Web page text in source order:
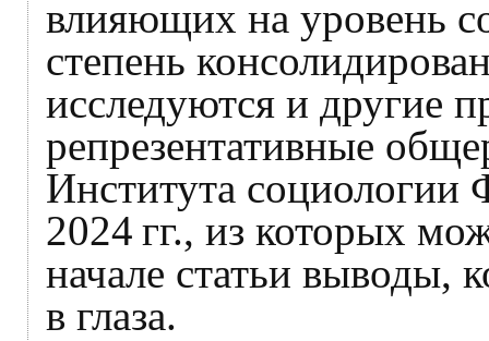
влияющих на уровень
степень
исследуются и другие
репрезентативные
Института
2024 гг., из которых
начале статьи выводы,
в глаза.